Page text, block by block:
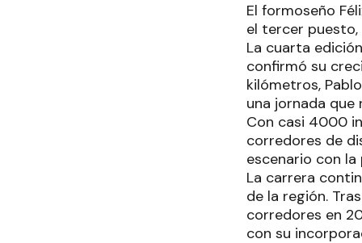
El formoseño
el tercer puesto,
La cuarta
confirmó su
kilómetros,
una jornada que
Con casi 4000
corredores de
escenario con
La carrera
de la región.
corredores en
con su